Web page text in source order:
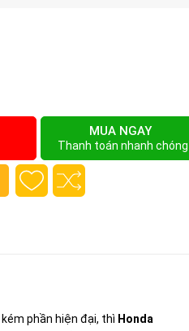
MUA NGAY
Thanh toán nhanh chóng
phần hiện đại, thì Honda